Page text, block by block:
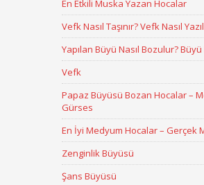
En Etkili Muska Yazan Hocalar
Vefk Nasıl Taşınır? Vefk Nasıl
Yapılan Büyü Nasıl Bozulur?
Vefk
Papaz Büyüsü Bozan Hocalar –
Gürses
En İyi Medyum Hocalar – Gerçek
Zenginlik Büyüsü
Şans Büyüsü